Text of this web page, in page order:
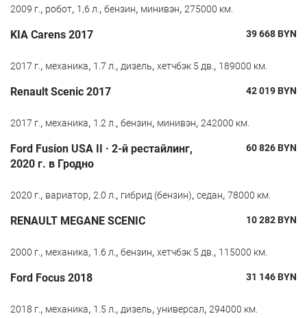
2009 г., робот, 1,6 л., бензин, минивэн, 275000 км.
KIA Carens 2017 39 668BYN
2017 г., механика, 1.7 л., дизель, хетчбэк 5 дв., 189000 км.
Renault Scenic 2017 42 019BYN
2017 г., механика, 1.2 л., бензин, минивэн, 242000 км.
Ford Fusion USA II · 2-й рестайлинг,
2020 г. в Гродно
60 826BYN
2020 г., вариатор, 2.0 л., гибрид (бензин), седан, 78000 км.
RENAULT MEGANE SCENIC 10 282BYN
2000 г., механика, 1.6 л., бензин, хетчбэк 5 дв., 115000 км.
Ford Focus 2018 31 146BYN
2018 г., механика, 1.5 л., дизель, универсал, 294000 км.